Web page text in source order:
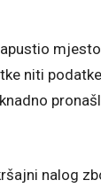
niti
nalog